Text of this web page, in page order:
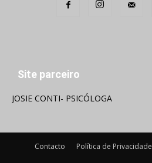
Site parceiro
JOSIE CONTI- PSICÓLOGA
Contacto Política de Privacidade